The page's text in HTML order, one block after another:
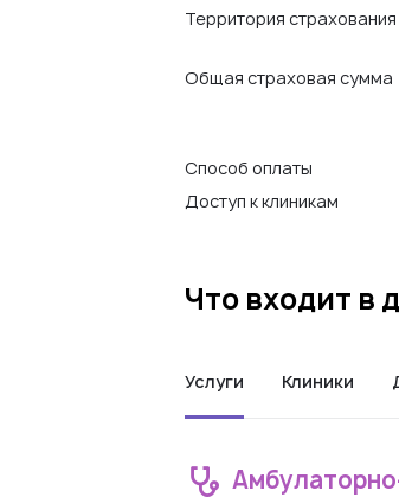
Территория страхования
Общая страховая сумма
Способ оплаты
Доступ к клиникам
Что входит в
Услуги Клиники